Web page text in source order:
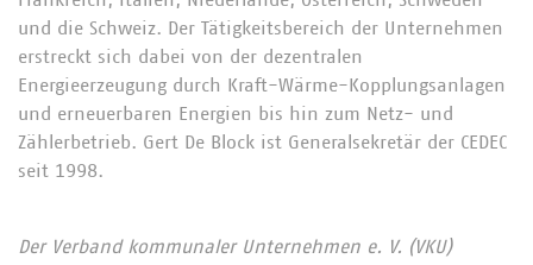
und die Schweiz. Der Tätigkeitsbereich der Unternehmen
erstreckt sich dabei von der dezentralen
Energieerzeugung durch Kraft-Wärme-Kopplungsanlagen
und erneuerbaren Energien bis hin zum Netz- und
Zählerbetrieb. Gert De Block ist Generalsekretär der CEDEC
seit 1998.
Der Verband kommunaler Unternehmen e. V. (VKU)